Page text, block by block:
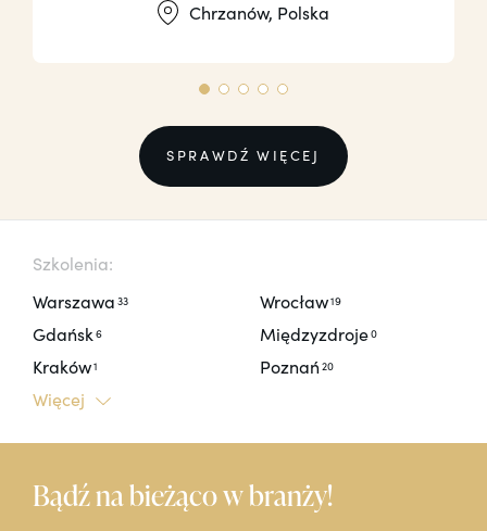
Chrzanów, Polska
SPRAWDŹ WIĘCEJ
Szkolenia:
Warszawa 33 Wrocław19
Gdańsk6 Międzyzdroje0
Kraków1 Poznań 20
Więcej
Bądź na bieżąco w branży!